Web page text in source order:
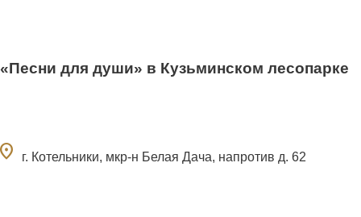
«Песни для души» в Кузьминском лесопарке
г. Котельники, мкр-н Белая Дача, напротив д. 62